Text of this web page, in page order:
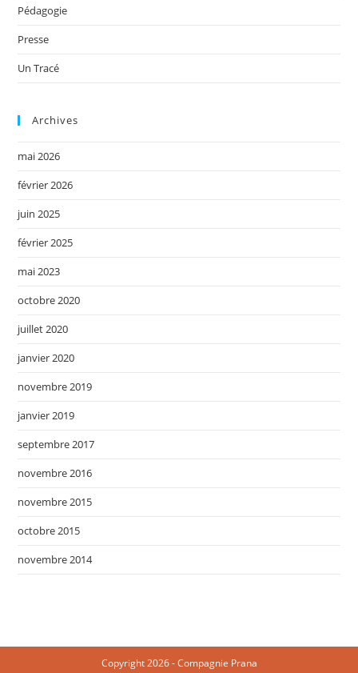
Pédagogie
Presse
Un Tracé
Archives
mai 2026
février 2026
juin 2025
février 2025
mai 2023
octobre 2020
juillet 2020
janvier 2020
novembre 2019
janvier 2019
septembre 2017
novembre 2016
novembre 2015
octobre 2015
novembre 2014
Copyright 2026 - Compagnie Prana